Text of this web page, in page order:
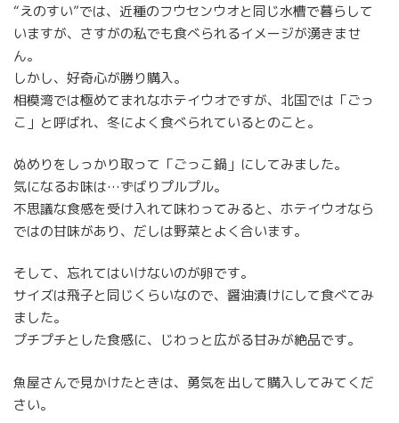
“えのすい”では、近種のフウセンウオと同じ水槽で暮らして
いますが、さすがの私でも食べられるイメージが湧きませ
ん。
しかし、好奇心が勝り購入。
相模湾では極めてまれなホテイウオですが、北国では「ごっ
こ」と呼ばれ、冬によく食べられているとのこと。
ぬめりをしっかり取って「ごっこ鍋」にしてみました。
気になるお味は…ずばりプルプル。
不思議な食感を受け入れて味わってみると、ホテイウオなら
ではの甘味があり、だしは野菜とよく合います。
そして、忘れてはいけないのが卵です。
サイズは飛子と同じくらいなので、醤油漬けにして食べてみ
ました。
プチプチとした食感に、じわっと広がる甘みが絶品です。
魚屋さんで見かけたときは、勇気を出して購入してみてくだ
さい。